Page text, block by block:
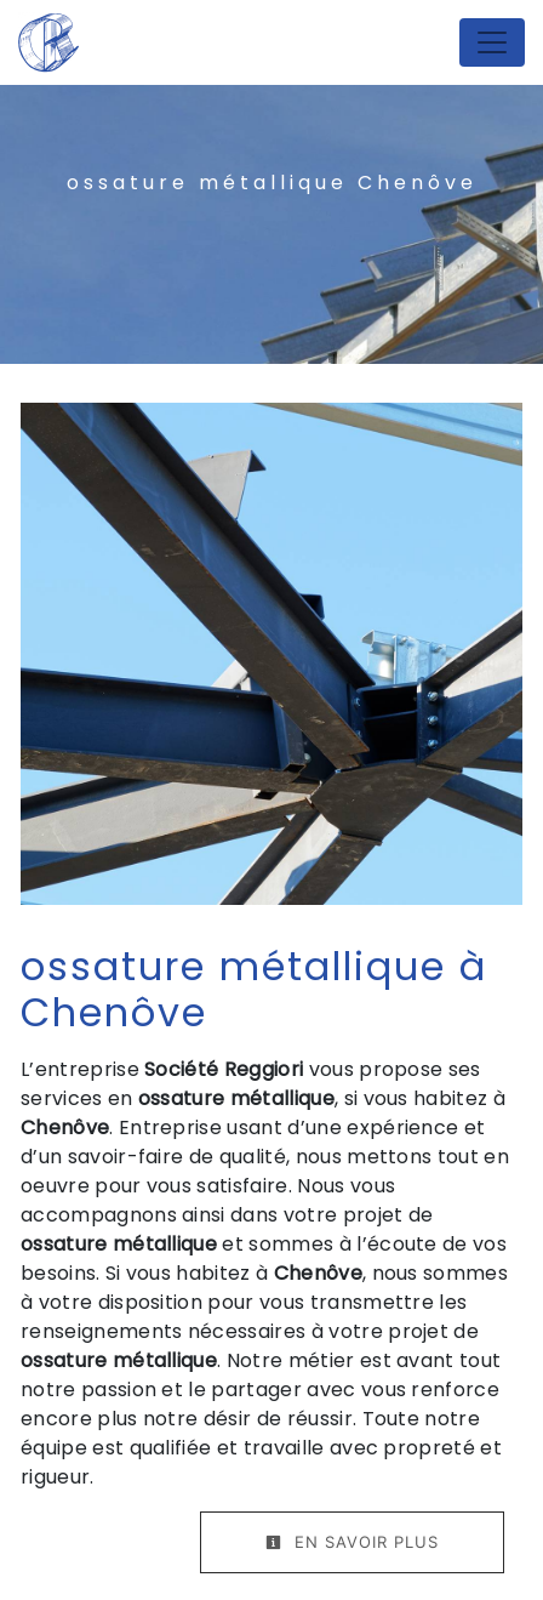
Panneau de gestion des cookies
ossature métallique Chenôve
ossature métallique à
Chenôve
L’entrepriseSociété Reggiori vous propose ses
services en ossature métallique, si vous habitez à
Chenôve. Entreprise usant d’une expérience et
d’un savoir-faire de qualité, nous mettons tout en
oeuvre pour vous satisfaire. Nous vous
accompagnons ainsi dans votre projet de
ossature métalliqueet sommes à l’écoute de vos
besoins. Si vous habitez à Chenôve, nous sommes
à votre disposition pour vous transmettre les
renseignements nécessaires à votre projet de
ossature métallique. Notre métier est avant tout
notre passion et le partager avec vous renforce
encore plus notre désir de réussir. Toute notre
équipe est qualifiée et travaille avec propreté et
rigueur.
EN SAVOIR PLUS